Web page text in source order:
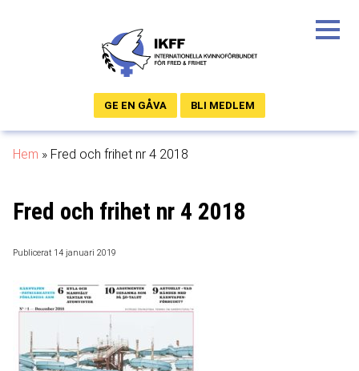
BLI MEDLEM
GE EN GÅVA
Hem » Fred och frihet nr 4 2018
Fred och frihet nr 4 2018
Publicerat 14 januari 2019